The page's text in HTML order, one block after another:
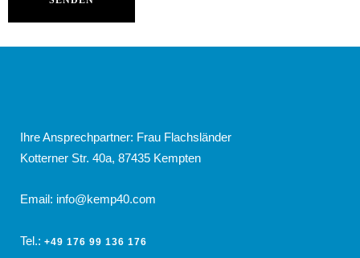
Ihre Ansprechpartner: Frau Flachsländer
Kotterner Str. 40a, 87435 Kempten
Email: info@kemp40.com
Tel.: +49 176 99 136 176